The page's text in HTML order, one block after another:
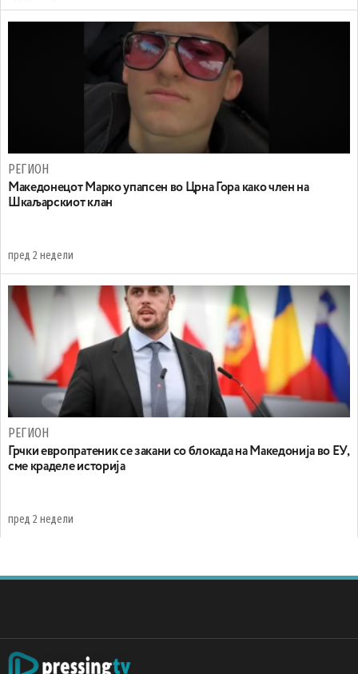
РЕГИОН
Maкедонецот Марко упапсен во Црна Гора како член на
Шкаљарскиот клан
пред 2 недели
РЕГИОН
Грчки европратеник се закани со блокада на Македонија во ЕУ,
сме краделе историја
пред 2 недели